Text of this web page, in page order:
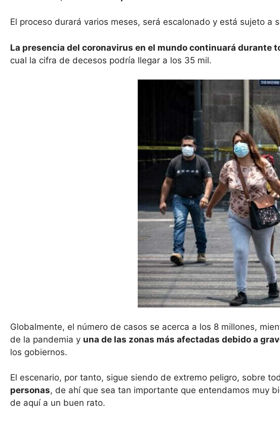
El proceso durará varios meses, será escalonado y está sujeto a
La presencia del coronavirus en el mundo continuará durante
cual la cifra de decesos podría llegar a los 35 mil.
Globalmente, el número de casos se acerca a los 8 millones,
de la pandemia y una de las zonas más afectadas debido a
los gobiernos.
El escenario, por tanto, sigue siendo de extremo peligro, sobre
personas, de ahí que sea tan importante que entendamos muy
de aquí a un buen rato.